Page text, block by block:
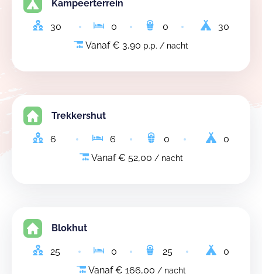
Kampeerterrein
30 0 0
30
Vanaf € 3,90 p.p. / nacht
Trekkershut
6 6 0
0
Vanaf € 52,00 / nacht
Blokhut
25 0 25
0
Vanaf € 166,00 / nacht